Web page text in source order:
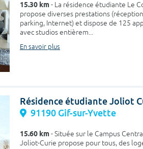
15.30 km- La résidence étudiante Le
propose diverses prestations
parking, Internet) et dispose de 125
avec studios entièrem...
En savoir plus
Résidence étudiante Joliot
91190 Gif-sur-Yvette
15.60 km- Située sur le Campus
Joliot-Curie propose pour tous, des